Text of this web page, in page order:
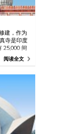
建，作为
寺是印度
25,000 间
阅读全文